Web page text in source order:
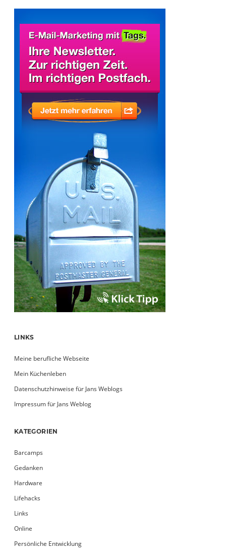
LINKS
Meine berufliche Webseite
Mein Küchenleben
Datenschutzhinweise für Jans Weblogs
Impressum für Jans Weblog
KATEGORIEN
Barcamps
Gedanken
Hardware
Lifehacks
Links
Online
Persönliche Entwicklung